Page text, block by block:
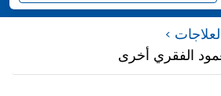
الفقري أخرى